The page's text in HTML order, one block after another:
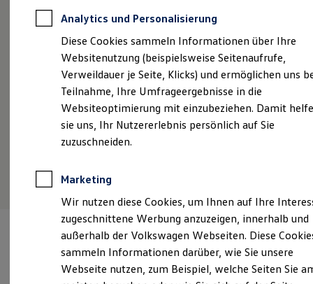
Kfz-Versicherung
Restschuldversicherungen
Garantien
Wartungsverträge
Geschäftskunden
Professional Class bei Volkswagen
Großkunden
Behörden
Direktkunden
Sonderfahrzeuge
Anpfiff zum Gewinn
Elektroautos
ID. Tutorials
Elektrofahrzeugkonzepte
Reichweite
Reichweite der ID. Modelle
Reichweite im Winter
Laden
Der Sommer ist da – und unser Leasingangebot
macht ihn perfekt
Details ansehen
Analytics und Personalisierung
Diese Cookies sammeln Informationen über Ihre
Websitenutzung (beispielsweise Seitenaufrufe,
Verweildauer je Seite, Klicks) und ermöglichen uns
Teilnahme, Ihre Umfrageergebnisse in die
Websiteoptimierung mit einzubeziehen. Damit
sie uns, Ihr Nutzererlebnis persönlich auf Sie
zuzuschneiden.
Marketing
Wir nutzen diese Cookies, um Ihnen auf Ihre
zugeschnittene Werbung anzuzeigen, innerhalb und
außerhalb der Volkswagen Webseiten. Diese
sammeln Informationen darüber, wie Sie unsere
Webseite nutzen, zum Beispiel, welche Seiten Sie